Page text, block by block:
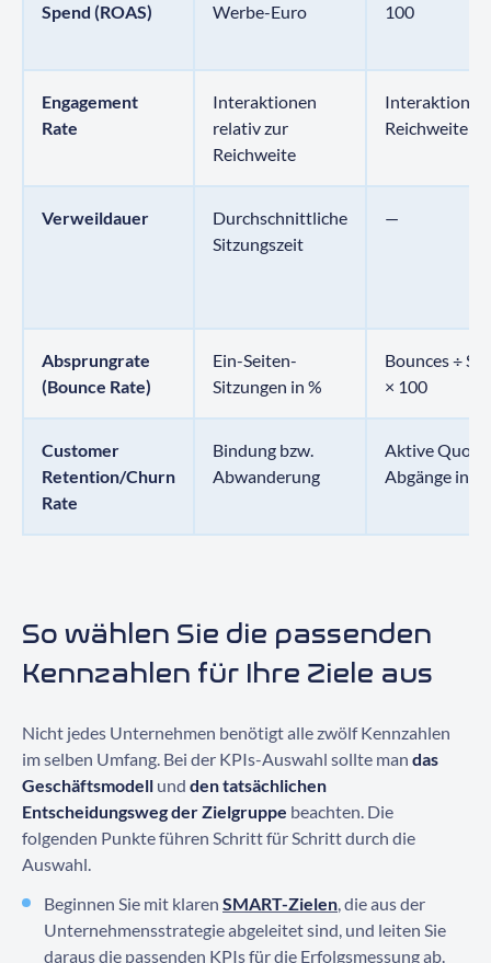
Spend (ROAS)
Werbe-Euro
100
Engagement
Rate
Interaktionen
relativ zur
Reichweite
Interaktionen
Reichweite ×
Verweildauer
Durchschnittliche
Sitzungszeit
—
Absprungrate
(Bounce Rate)
Ein-Seiten-
Sitzungen in %
Bounces ÷
× 100
Customer
Retention/Churn
Rate
Bindung bzw.
Abwanderung
Aktive Quote
Abgänge in %
So wählen Sie die passenden
Kennzahlen für Ihre Ziele aus
Nicht jedes Unternehmen benötigt alle zwölf Kennzahlen
im selben Umfang. Bei der KPIs-Auswahl sollte man das
Geschäftsmodell und den tatsächlichen
Entscheidungsweg der Zielgruppe beachten. Die
folgenden Punkte führen Schritt für Schritt durch die
Auswahl.
Beginnen Sie mit klaren SMART-Zielen, die aus der
Unternehmensstrategie abgeleitet sind, und leiten Sie
daraus die passenden KPIs für die Erfolgsmessung ab.